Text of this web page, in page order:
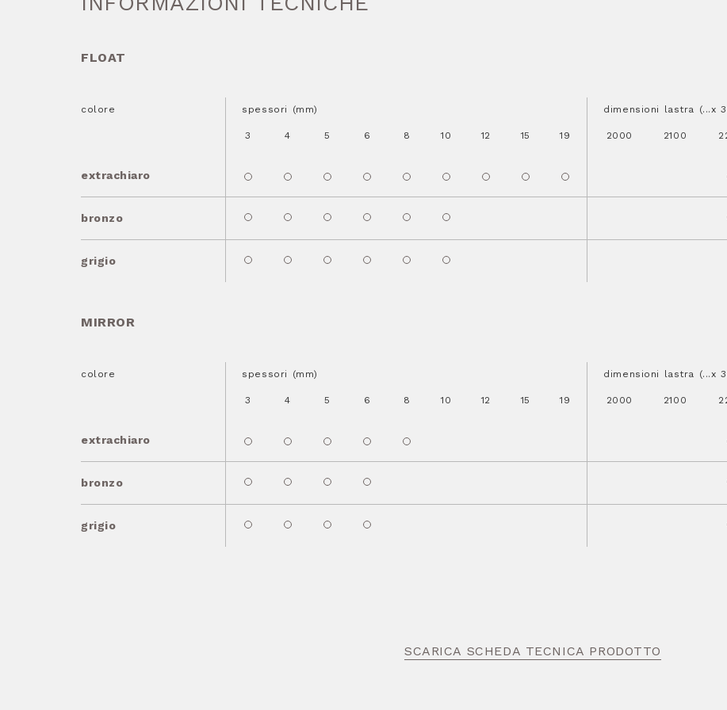
FLOAT
colore
extrachiaro
spessori (mm)
3 4 5 6 8 10 12 15 19
dimensioni lastra (...x
2000 2100
bronzo
grigio
MIRROR
colore
extrachiaro
spessori (mm)
3 4 5 6 8 10 12 15 19
dimensioni lastra (...x
2000 2100
bronzo
grigio
SCARICA SCHEDA TECNICA PRODOTTO